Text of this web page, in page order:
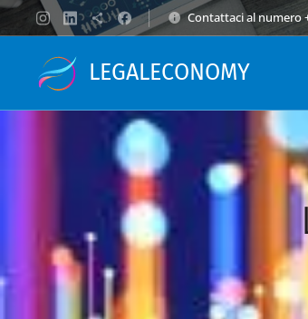
Contattaci al numero
LEGALECONOMY